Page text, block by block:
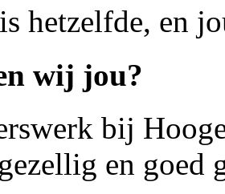
hetzelfde, en
wij jou?
bij
en goed